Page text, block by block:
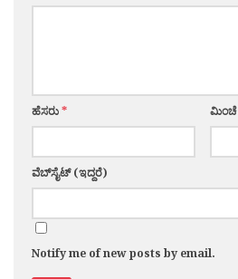
ಹೆಸರು* ಮಿಂಚೆ
ವೆಬ್‌ಸೈಟ್ (ಇದ್ದರೆ)
Notify me of new posts by email.